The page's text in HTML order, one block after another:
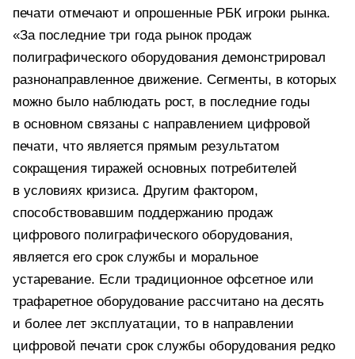
печати отмечают и опрошенные РБК игроки рынка.
«За последние три года рынок продаж
полиграфического оборудования демонстрировал
разнонаправленное движение. Сегменты, в которых
можно было наблюдать рост, в последние годы
в основном связаны с направлением цифровой
печати, что является прямым результатом
сокращения тиражей основных потребителей
в условиях кризиса. Другим фактором,
способствовавшим поддержанию продаж
цифрового полиграфического оборудования,
является его срок службы и моральное
устаревание. Если традиционное офсетное или
трафаретное оборудование рассчитано на десять
и более лет эксплуатации, то в направлении
цифровой печати срок службы оборудования редко